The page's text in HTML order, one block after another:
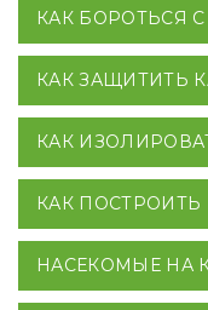
КАК БОРОТЬСЯ
КАК ЗАЩИТИТЬ
КАК
КАК ПОСТРОИТЬ
НАСЕКОМЫЕ НА